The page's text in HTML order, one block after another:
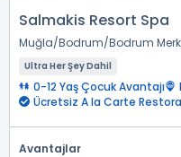
Salmakis Resort Spa
Muğla Bodrum Bodrum
Ultra Her Şey Dahil
0-12 Yaş Çocuk Avantajı
Ücretsiz A la Carte
Avantajlar